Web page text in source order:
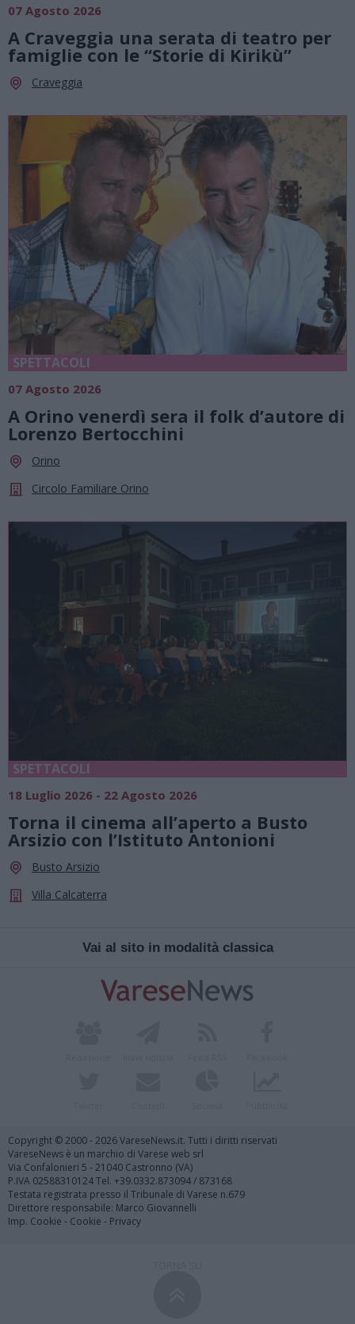
07 Agosto 2026
A Craveggia una serata di teatro per
famiglie con le “Storie di Kirikù”
Craveggia
SPETTACOLI
07 Agosto 2026
A Orino venerdì sera il folk d’autore di
Lorenzo Bertocchini
Orino
Circolo Familiare Orino
SPETTACOLI
18 Luglio 2026 - 22 Agosto 2026
Torna il cinema all’aperto a Busto
Arsizio con l’Istituto Antonioni
Busto Arsizio
Villa Calcaterra
Vai al sito in modalità classica
Copyright © 2000 - 2026 VareseNews.it. Tutti i diritti riservati
VareseNews è un marchio di Varese web srl
Via Confalonieri 5 - 21040 Castronno (VA)
P.IVA 02588310124 Tel. +39.0332.873094 / 873168
Testata registrata presso il Tribunale di Varese n.679
Direttore responsabile: Marco Giovannelli
Imp. Cookie - Cookie - Privacy